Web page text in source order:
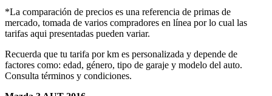
*La comparación de precios es una referencia de primas de
mercado, tomada de varios compradores en línea por lo cual las
tarifas aqui presentadas pueden variar.
Recuerda que tu tarifa por km es personalizada y depende de
factores como: edad, género, tipo de garaje y modelo del auto.
Consulta términos y condiciones.